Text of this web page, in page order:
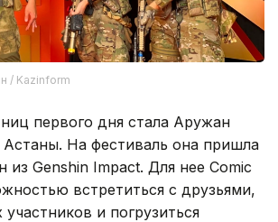
/ Kazinform
первого дня стала Аружан
На фестиваль она пришла
Genshin Impact. Для нее Comic
встретиться с друзьями,
и погрузиться